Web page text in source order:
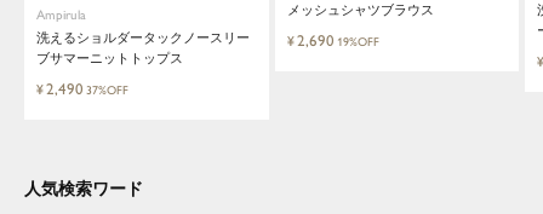
Ampirula（アンピルーラ）は、「今」をまとう、洗
練カジュアル。都会的で自由なムードに、トレン
ドをひとさし。毎日に寄り添うリアルクローズを
手に取りやすい価格で。
Ampirula
洗えるショルダータックノースリー
ブサマーニットトップス
¥2,490 37%OFF
メッシュシャツブラウス
¥2,690 19%OFF
¥
人気検索ワード